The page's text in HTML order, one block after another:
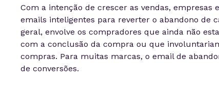
Com a intenção de crescer as vendas, empresas
emails inteligentes para reverter o abandono de
geral, envolve os compradores que ainda não
com a conclusão da compra ou que
compras. Para muitas marcas, o email de
de conversões.